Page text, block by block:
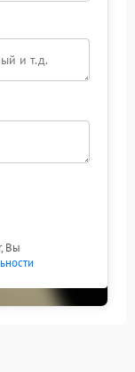
Вы